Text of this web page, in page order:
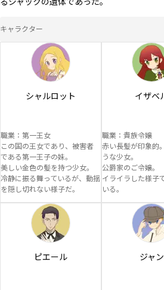
キャラクター
シャルロット
職業：第一王女
この国の王女であり、被害者
である第一王子の妹。
美しい金色の髪を持つ少女。
冷静に振る舞っているが、動揺
を隠し切れない様子だ。
イザベ
職業：貴族令嬢
赤い長髪が印象的
うな少女。
公爵家のご令嬢。
イライラした様子
いる。
ピエール ジャン